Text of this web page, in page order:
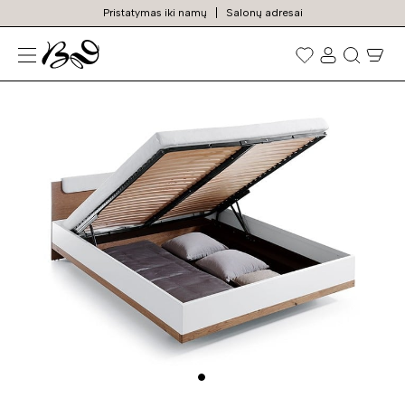
Pristatymas iki namų Salonų adresai
Prekių
paieška
N